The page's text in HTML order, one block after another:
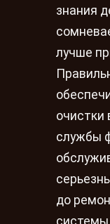
знания
лучше
очистки
службы
до
системы.